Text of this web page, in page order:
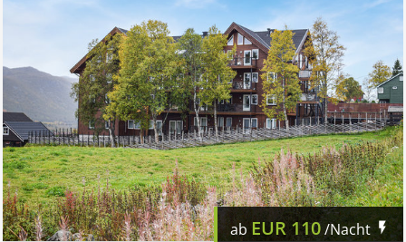
ab EUR 110/Nacht